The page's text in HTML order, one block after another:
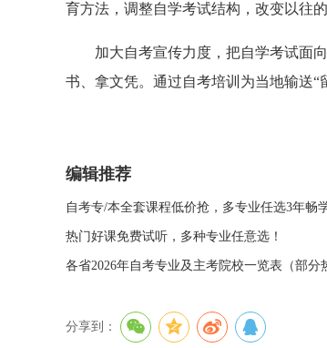
育方法，调整自学考试结构，改变以往
加大自考宣传力度，把自学考试面向
书、拿文凭。通过自考培训为当地输送“
编辑推荐
自考专/本全套课程低价抢，多专业任选3年畅
热门好课免费试听，多种专业任意选！
各省2026年自考专业及主考院校一览表（部分
分享到：